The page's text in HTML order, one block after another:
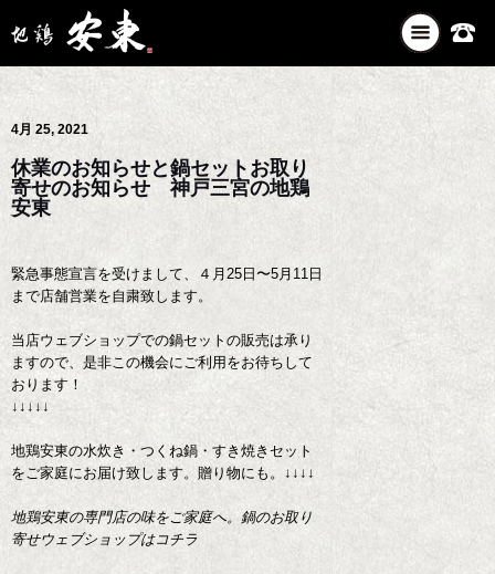
ナ
ビ
ゲ
シ
4月 25, 2021
休業のお知らせと鍋セットお取り
寄せのお知らせ 神戸三宮の地鶏
安東
緊急事態宣言を受けまして、４月25日〜5月11日
まで店舗営業を自粛致します。
当店ウェブショップでの鍋セットの販売は承り
ますので、是非この機会にご利用をお待ちして
おります！
↓↓↓↓↓
地鶏安東の水炊き・つくね鍋・すき焼きセット
をご家庭にお届け致します。贈り物にも。↓↓↓↓
地鶏安東の専門店の味をご家庭へ。鍋のお取り
寄せウェブショップはコチラ